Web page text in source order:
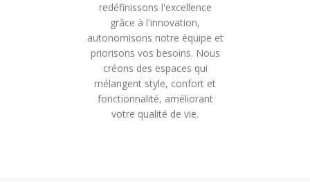
redéfinissons l'excellence
grâce à l'innovation,
autonomisons notre équipe et
priorisons vos besoins. Nous
créons des espaces qui
mélangent style, confort et
fonctionnalité, améliorant
votre qualité de vie.